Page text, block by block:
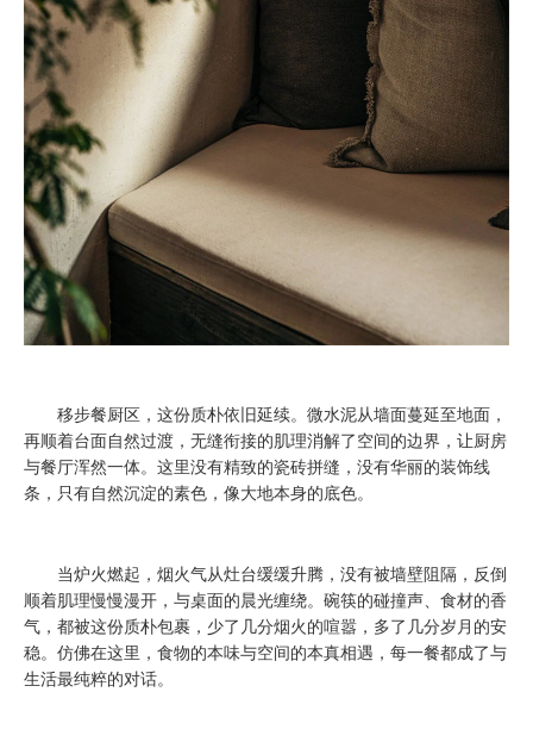
移步餐厨区，这份质朴依旧延续。微水泥从墙面蔓延至地面，
再顺着台面自然过渡，无缝衔接的肌理消解了空间的边界，让厨房
与餐厅浑然一体。这里没有精致的瓷砖拼缝，没有华丽的装饰线
条，只有自然沉淀的素色，像大地本身的底色。
当炉火燃起，烟火气从灶台缓缓升腾，没有被墙壁阻隔，反倒
顺着肌理慢慢漫开，与桌面的晨光缠绕。碗筷的碰撞声、食材的香
气，都被这份质朴包裹，少了几分烟火的喧嚣，多了几分岁月的安
稳。仿佛在这里，食物的本味与空间的本真相遇，每一餐都成了与
生活最纯粹的对话。